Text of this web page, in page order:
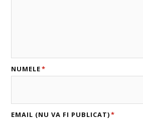
NUMELE*
EMAIL (NU VA FI PUBLICAT)*